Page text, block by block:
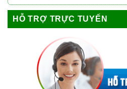
HỖ TRỢ TRỰC TUYẾN